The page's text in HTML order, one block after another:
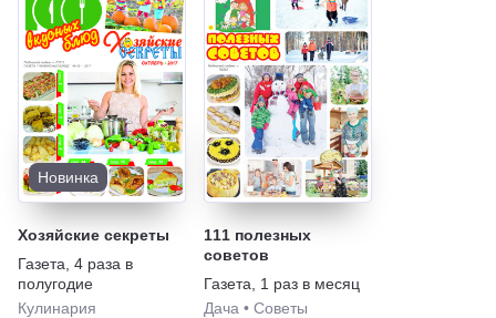
Новинка
Хозяйские секреты
Газета 4 раза в
полугодие
Кулинария
111 полезных
советов
Газета
1 раз в месяц
Дача • Советы